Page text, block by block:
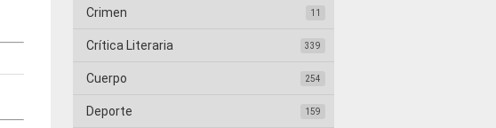
Crimen 11
Crítica Literaria 339
Cuerpo 254
Deporte 159